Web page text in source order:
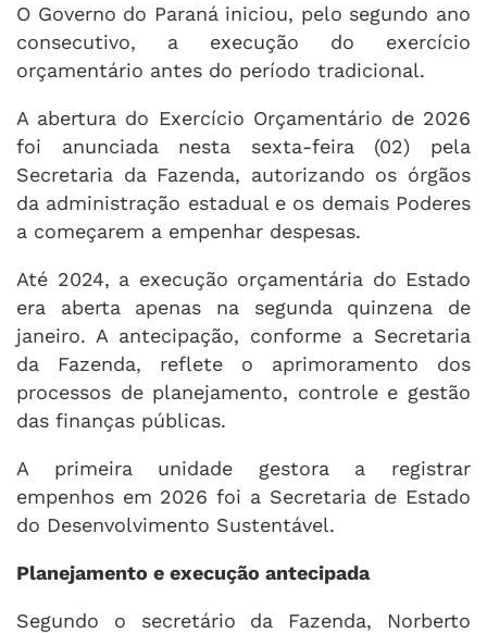
O Governo do Paraná iniciou, pelo segundo ano
consecutivo, a execução do exercício
orçamentário antes do período tradicional.
A abertura do Exercício Orçamentário de 2026
foi anunciada nesta sexta-feira (02) pela
Secretaria da Fazenda, autorizando os órgãos
da administração estadual e os demais Poderes
a começarem a empenhar despesas.
Até 2024, a execução orçamentária do Estado
era aberta apenas na segunda quinzena de
janeiro. A antecipação, conforme a Secretaria
da Fazenda, reflete o aprimoramento dos
processos de planejamento, controle e gestão
das finanças públicas.
A primeira unidade gestora a registrar
empenhos em 2026 foi a Secretaria de Estado
do Desenvolvimento Sustentável.
Planejamento e execução antecipada
Segundo o secretário da Fazenda, Norberto